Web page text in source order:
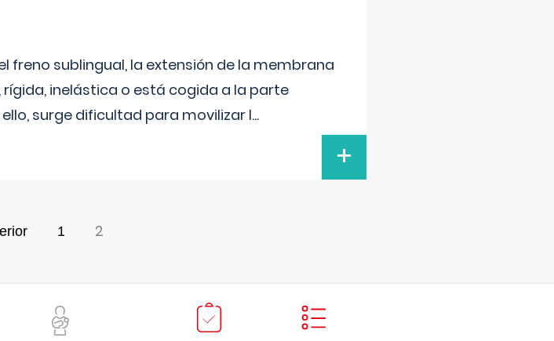
freno sublingual, la extensión de la membrana
inelástica o está cogida a la parte
surge dificultad para movilizar l...
+
1 2